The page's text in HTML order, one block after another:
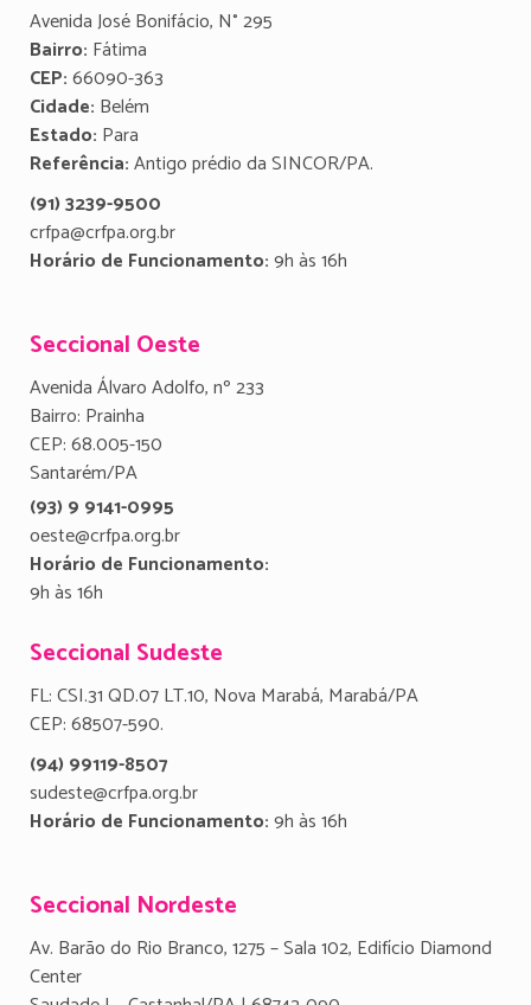
Avenida José Bonifácio, N° 295
Bairro: Fátima
CEP:66090-363
Cidade: Belém
Estado: Para
Referência:Antigo prédio da SINCOR/PA.
(91) 3239-9500
crfpa@crfpa.org.br
Horário de Funcionamento:9h às 16h
Seccional Oeste
Avenida Álvaro Adolfo, nº 233
Bairro: Prainha
CEP: 68.005-150
Santarém/PA
(93) 9 9141-0995
oeste@crfpa.org.br
Horário de Funcionamento:
9h às 16h
Seccional Sudeste
FL: CSI.31 QD.07 LT.10, Nova Marabá, Marabá/PA
CEP: 68507-590.
(94) 99119-8507
sudeste@crfpa.org.br
Horário de Funcionamento:9h às 16h
Seccional Nordeste
Av. Barão do Rio Branco, 1275 – Sala 102, Edifício Diamond
Center